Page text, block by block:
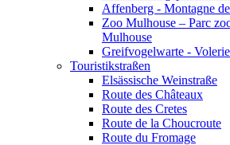
Affenberg - Montagne
Zoo Mulhouse – Parc
Mulhouse
Greifvogelwarte -
Touristikstraßen
Elsässische Weinstraße
Route des Châteaux
Route des Cretes
Route de la Choucroute
Route du Fromage